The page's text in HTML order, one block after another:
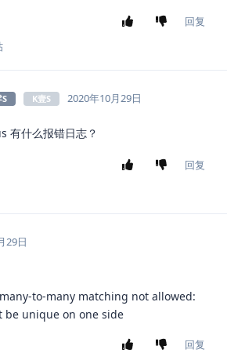
回复
S K壹S 2020年10月29日
有什么报错日志？
回复
29日
to-many matching not allowed:
be unique on one side
回复